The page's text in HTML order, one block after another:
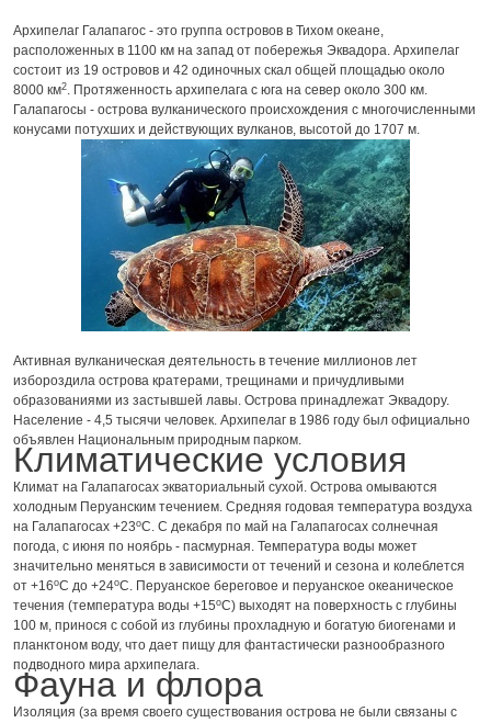
Архипелаг Галапагос - это группа островов в Тихом океане,
расположенных в 1100 км на запад от побережья Эквадора. Архипелаг
состоит из 19 островов и 42 одиночных скал общей площадью около
8000 км2. Протяженность архипелага с юга на север около 300 км.
Галапагосы - острова вулканического происхождения с многочисленными
конусами потухших и действующих вулканов, высотой до 1707 м.
Активная вулканическая деятельность в течение миллионов лет
избороздила острова кратерами, трещинами и причудливыми
образованиями из застывшей лавы. Острова принадлежат Эквадору.
Население - 4,5 тысячи человек. Архипелаг в 1986 году был официально
объявлен Национальным природным парком.
Климатические условия
Климат на Галапагосах экваториальный сухой. Острова омываются
холодным Перуанским течением. Средняя годовая температура воздуха
на Галапагосах +23оС. С декабря по май на Галапагосах солнечная
погода, с июня по ноябрь - пасмурная. Температура воды может
значительно меняться в зависимости от течений и сезона и колеблется
от +16оС до +24оС. Перуанское береговое и перуанское океаническое
течения (температура воды +15оС) выходят на поверхность с глубины
100 м, принося с собой из глубины прохладную и богатую биогенами и
планктоном воду, что дает пищу для фантастически разнообразного
подводного мира архипелага.
Фауна и флора
Изоляция (за время своего существования острова не были связаны с